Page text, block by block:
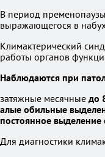
В период
выражающегося в
Климактерический
работы органов
Наблюдаются при
затяжные месячные до
алые обильные
постоянное
Для диагностики